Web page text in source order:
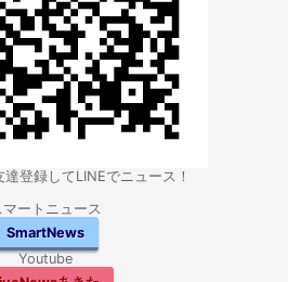
登録してLINEでニュース！
マートニュース
SmartNews
Youtube